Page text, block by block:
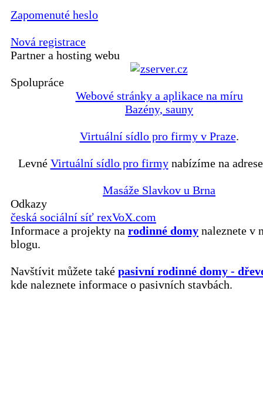
Zapomenuté heslo
Nová registrace
Partner a hosting webu
Spolupráce
Webové stránky a aplikace na míru
Bazény, sauny
Virtuální sídlo pro firmy v Praze.
Levné Virtuální sídlo pro firmynabízíme na
Masáže Slavkov u Brna
Odkazy
česká sociální síť rexVoX.com
Informace a projekty na rodinné domy naleznete v
blogu.
Navštívit můžete také pasivní rodinné domy -
kde naleznete informace o pasivních stavbách.